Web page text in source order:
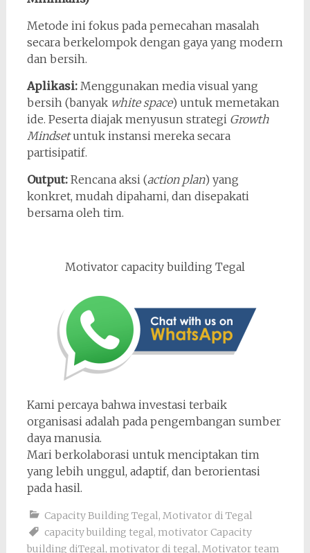
Metode ini fokus pada pemecahan masalah
secara berkelompok dengan gaya yang modern
dan bersih.
Aplikasi:Menggunakan media visual yang
bersih (banyak white space) untuk memetakan
ide. Peserta diajak menyusun strategi Growth
Mindsetuntuk instansi mereka secara
partisipatif.
Output:Rencana aksi (action plan) yang
konkret, mudah dipahami, dan disepakati
bersama oleh tim.
Motivator capacity building Tegal
Kami percaya bahwa investasi terbaik
organisasi adalah pada pengembangan sumber
daya manusia.
Mari berkolaborasi untuk menciptakan tim
yang lebih unggul, adaptif, dan berorientasi
pada hasil.
Capacity Building Tegal, Motivator di Tegal
capacity building tegal, motivator Capacity
building diTegal, motivator di tegal, Motivator team